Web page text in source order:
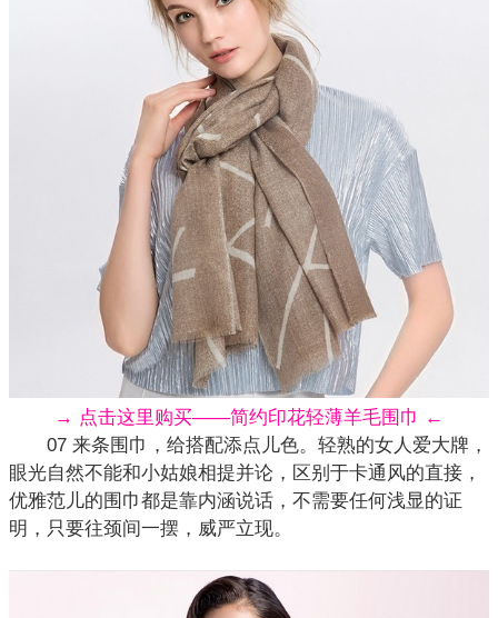
→ 点击这里购买——简约印花轻薄羊毛围巾 ←
07 来条围巾，给搭配添点儿色。轻熟的女人爱大牌，
眼光自然不能和小姑娘相提并论，区别于卡通风的直接，
优雅范儿的围巾都是靠内涵说话，不需要任何浅显的证
明，只要往颈间一摆，威严立现。